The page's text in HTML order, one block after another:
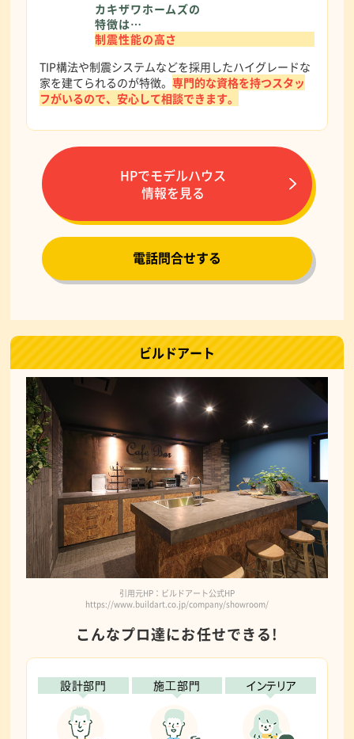
カキザワホームズの
特徴は…
制震性能の高さ
TIP構法や制震システムなどを採用したハイグレードな
家を建てられるのが特徴。専門的な資格を持つスタッ
フがいるので、安心して相談できます。
HPでモデルハウス
情報を見る
電話問合せする
ビルドアート
引用元HP：ビルドアート公式HP
https://www.buildart.co.jp/company/showroom/
こんなプロ達にお任せできる!
設計部⾨ 施⼯部⾨ インテリア